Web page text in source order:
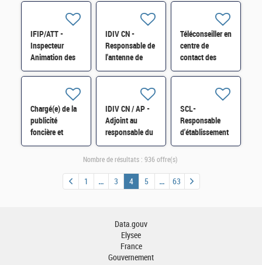
communication
externe H/F
IFIP/ATT -
Inspecteur
Animation des
réseaux du
facturation
électronique H/F
IDIV CN -
Responsable de
l'antenne de
Loches du CGR
Téléconseiller en
centre de
contact des
professionnels
Chargé(e) de la
publicité
foncière et
d'enregistrement
IDIV CN / AP -
Adjoint au
responsable du
Pôle de Contrôle
des revenus du
Pas-de-Calais
H/F
SCL-
Responsable
d'établissement
Paris H/F H/F
Nombre de résultats : 936 offre(s)
1 3 4 5 63
Data.gouv
Elysee
France
Gouvernement